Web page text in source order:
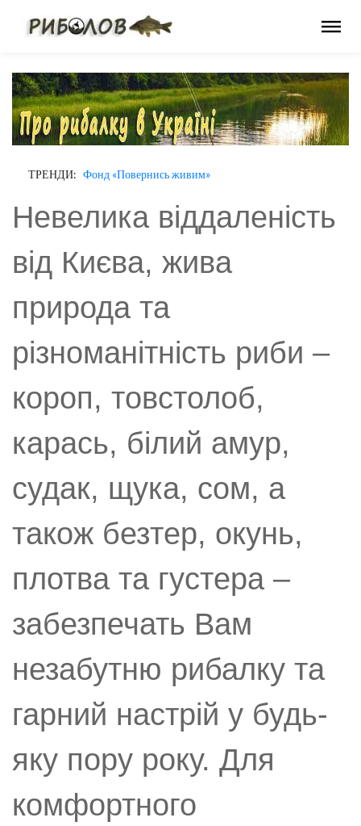
ТРЕНДИ: Фонд «Повернись живим»
Невелика віддаленість
від Києва, жива
природа та
різноманітність риби –
короп, товстолоб,
карась, білий амур,
судак, щука, сом, а
також безтер, окунь,
плотва та густера –
забезпечать Вам
незабутню рибалку та
гарний настрій у будь-
яку пору року. Для
комфортного